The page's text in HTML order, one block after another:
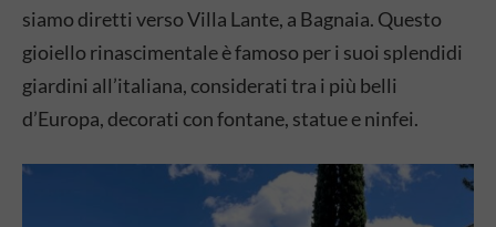
siamo diretti verso Villa Lante, a Bagnaia. Questo
gioiello rinascimentale è famoso per i suoi splendidi
giardini all’italiana, considerati tra i più belli
d’Europa, decorati con fontane, statue e ninfei.